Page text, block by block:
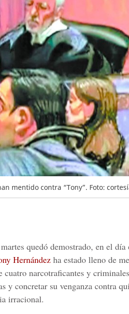
mentido contra “Tony”. Foto:
quedó demostrado, en el día
Hernández ha estado lleno de
narcotraficantes y
y concretar su venganza contra
irracional.